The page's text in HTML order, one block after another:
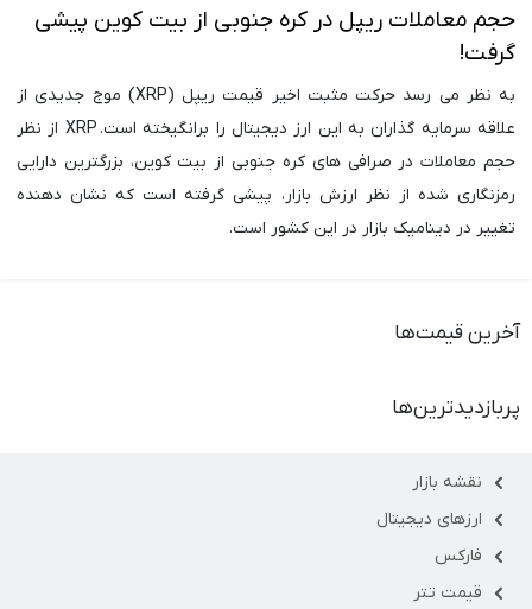
حجم معاملات ریپل در کره جنوبی از بیت کوین پیشی
گرفت!
به نظر می رسد حرکت مثبت اخیر قیمت ریپل (XRP) موج جدیدی از
علاقه سرمایه گذاران به این ارز دیجیتال را برانگیخته است. XRP از نظر
حجم معاملات در صرافی های کره جنوبی از بیت کوین، بزرگترین دارایی
رمزنگاری شده از نظر ارزش بازار، پیشی گرفته است که نشان دهنده
تغییر در دینامیک بازار در این کشور است.
آخرین قیمت‌ها
پربازدیدترین‌ها
نقشه بازار
ارزهای دیجیتال
فارکس
قیمت تتر